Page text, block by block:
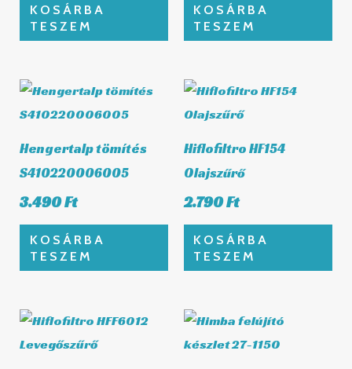
KOSÁRBA
TESZEM
KOSÁRBA
TESZEM
Hengertalp tömítés
S410220006005
3.490Ft
KOSÁRBA
TESZEM
Hiflofiltro HF154
Olajszűrő
2.790Ft
KOSÁRBA
TESZEM